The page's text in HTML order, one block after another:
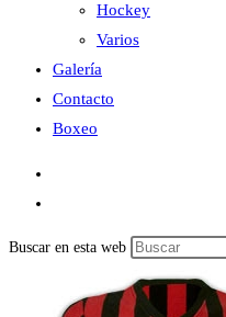
Hockey
Varios
Galería
Contacto
Boxeo
Buscar en esta web